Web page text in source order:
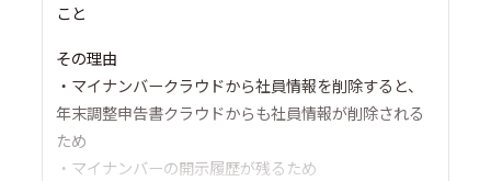
こと
その理由
・マイナンバークラウドから社員情報を削除すると、
年末調整申告書クラウドからも社員情報が削除される
ため
・マイナンバーの開示履歴が残るため